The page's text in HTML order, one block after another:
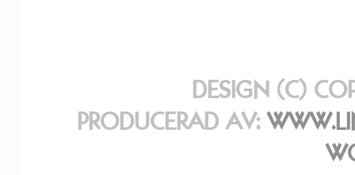
DESIGN (C)
PRODUCERAD AV: